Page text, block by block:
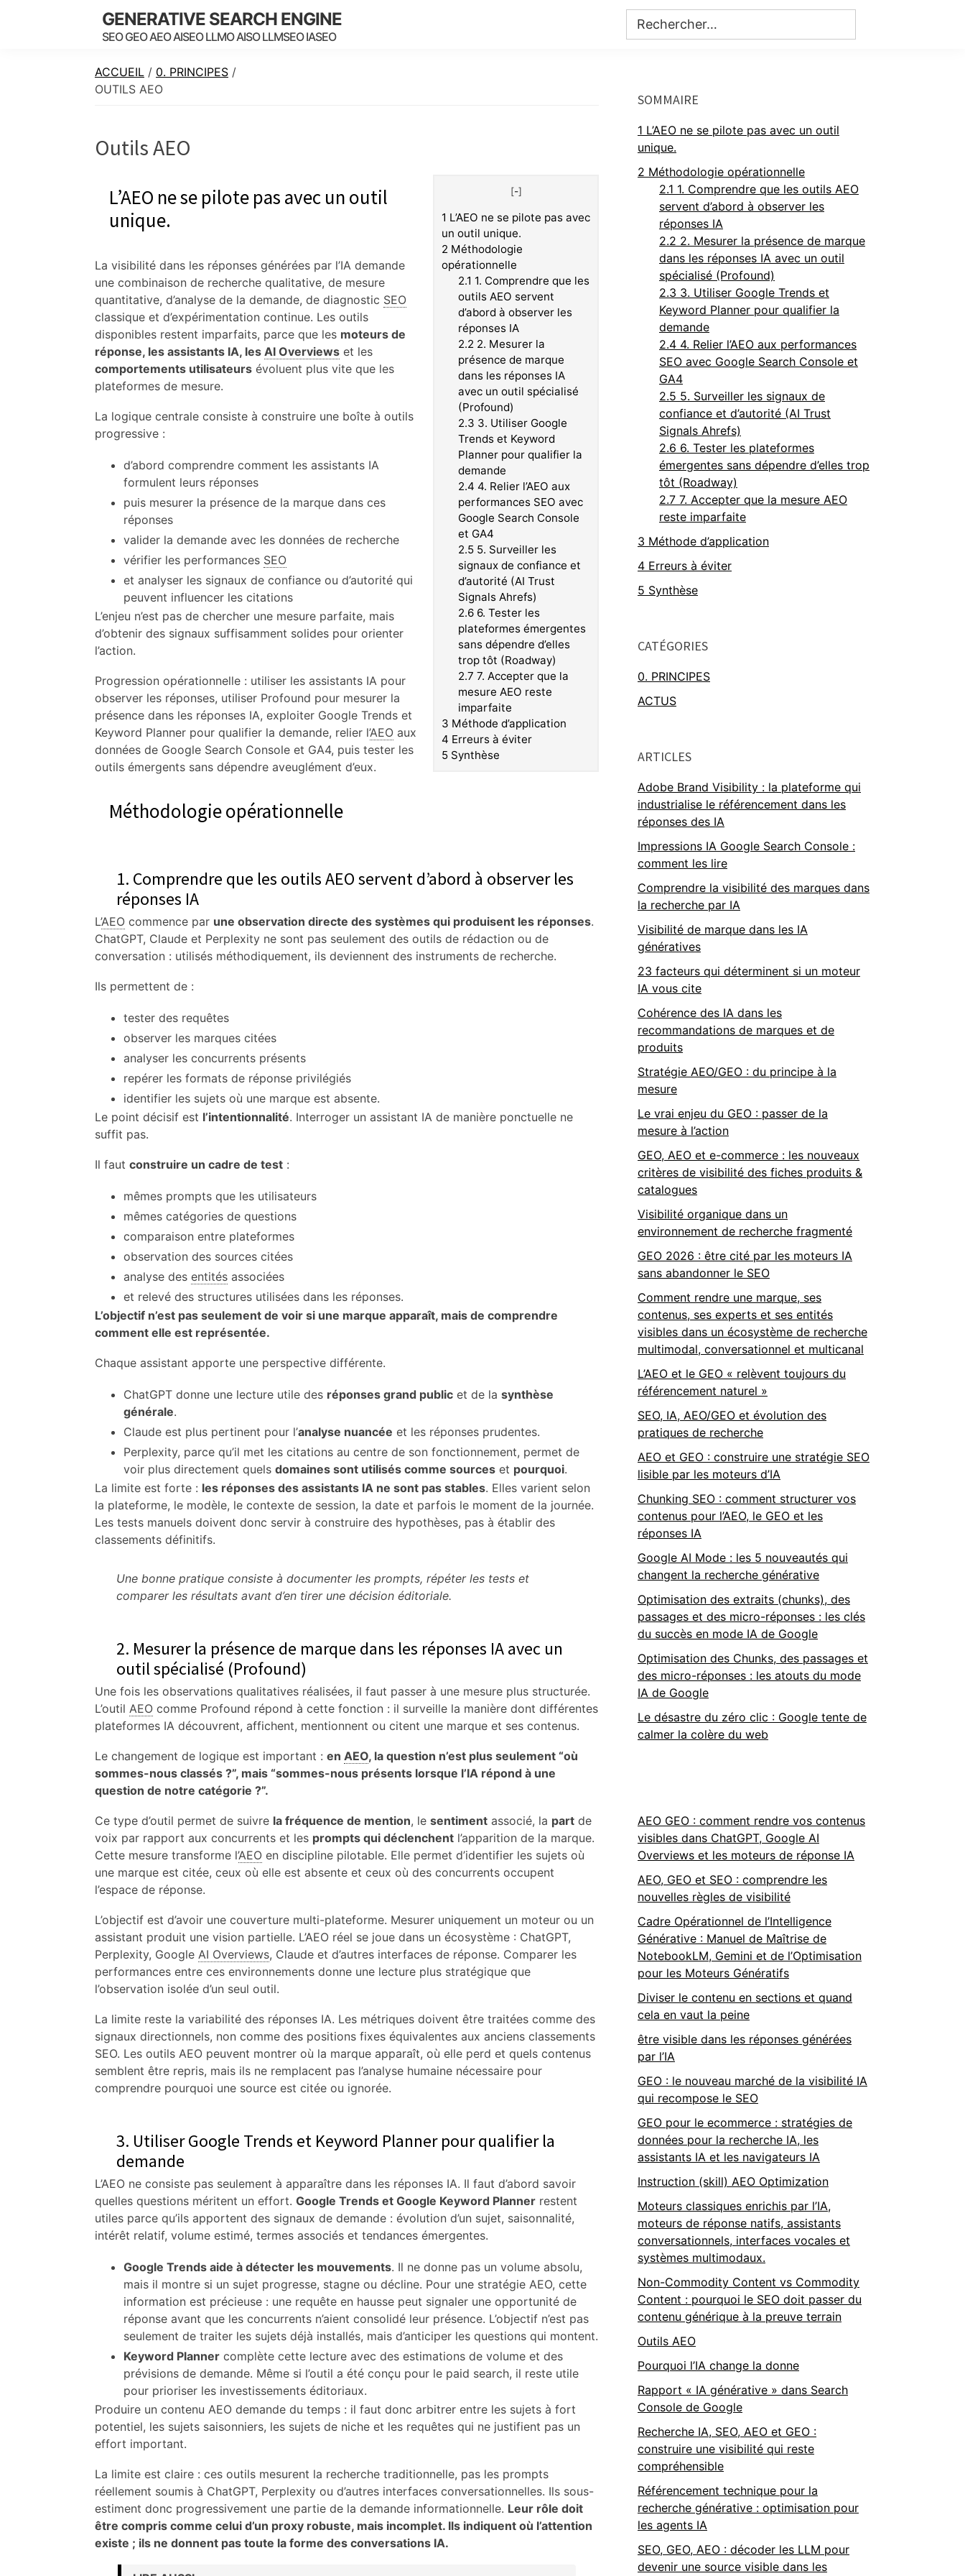
GENERATIVE SEARCH ENGINE
SEO GEO AEO AISEO LLMO AISO LLMSEO IASEO
ACCUEIL / 0. PRINCIPES /
OUTILS AEO
Outils AEO
[-]
1 L’AEO ne se pilote pas avec
un outil unique.
2 Méthodologie
opérationnelle
2.1 1. Comprendre que les
outils AEO servent
d’abord à observer les
réponses IA
2.2 2. Mesurer la
présence de marque
dans les réponses IA
avec un outil spécialisé
(Profound)
2.3 3. Utiliser Google
Trends et Keyword
Planner pour qualifier la
demande
2.4 4. Relier l’AEO aux
performances SEO avec
Google Search Console
et GA4
2.55. Surveiller les
signaux de confiance et
d’autorité (AI Trust
Signals Ahrefs)
2.66. Tester les
plateformes émergentes
sans dépendre d’elles
trop tôt (Roadway)
2.7 7. Accepter que la
mesure AEO reste
imparfaite
3 Méthode d’application
4 Erreurs à éviter
5 Synthèse
L’AEO ne se pilote pas avec un outil
unique.
La visibilité dans les réponses générées par l’IA demande
une combinaison de recherche qualitative, de mesure
quantitative, d’analyse de la demande, de diagnostic SEO
classique et d’expérimentation continue. Les outils
disponibles restent imparfaits, parce que les moteurs de
réponse, les assistants IA, les AI Overviews et les
comportements utilisateurs évoluent plus vite que les
plateformes de mesure.
La logique centrale consiste à construire une boîte à outils
progressive :
d’abord comprendre comment les assistants IA
formulent leurs réponses
puis mesurer la présence de la marque dans ces
réponses
valider la demande avec les données de recherche
vérifier les performances SEO
et analyser les signaux de confiance ou d’autorité qui
peuvent influencer les citations
L’enjeu n’est pas de chercher une mesure parfaite, mais
d’obtenir des signaux suffisamment solides pour orienter
l’action.
Progression opérationnelle : utiliser les assistants IA pour
observer les réponses, utiliser Profound pour mesurer la
présence dans les réponses IA, exploiter Google Trends et
Keyword Planner pour qualifier la demande, relier l’AEO aux
données de Google Search Console et GA4, puis tester les
outils émergents sans dépendre aveuglément d’eux.
Méthodologie opérationnelle
1. Comprendre que les outils AEO servent d’abord à observer les
réponses IA
L’AEO commence par une observation directe des systèmes qui produisent les réponses.
ChatGPT, Claude et Perplexity ne sont pas seulement des outils de rédaction ou de
conversation : utilisés méthodiquement, ils deviennent des instruments de recherche.
Ils permettent de :
tester des requêtes
observer les marques citées
analyser les concurrents présents
repérer les formats de réponse privilégiés
identifier les sujets où une marque est absente.
Le point décisif est l’intentionnalité. Interroger un assistant IA de manière ponctuelle ne
suffit pas.
Il faut construire un cadre de test :
mêmes prompts que les utilisateurs
mêmes catégories de questions
comparaison entre plateformes
observation des sources citées
analyse des entités associées
et relevé des structures utilisées dans les réponses.
L’objectif n’est pas seulement de voir si une marque apparaît, mais de comprendre
comment elle est représentée.
Chaque assistant apporte une perspective différente.
ChatGPT donne une lecture utile des réponses grand public et de la synthèse
générale.
Claude est plus pertinent pour l’analyse nuancée et les réponses prudentes.
Perplexity, parce qu’il met les citations au centre de son fonctionnement, permet de
voir plus directement quels domaines sont utilisés comme sources et pourquoi.
La limite est forte : les réponses des assistants IA ne sont pas stables. Elles varient selon
la plateforme, le modèle, le contexte de session, la date et parfois le moment de la journée.
Les tests manuels doivent donc servir à construire des hypothèses, pas à établir des
classements définitifs.
Une bonne pratique consiste à documenter les prompts, répéter les tests et
comparer les résultats avant d’en tirer une décision éditoriale.
2. Mesurer la présence de marque dans les réponses IA avec un
outil spécialisé (Profound)
Une fois les observations qualitatives réalisées, il faut passer à une mesure plus structurée.
L’outil AEO comme Profound répond à cette fonction : il surveille la manière dont différentes
plateformes IA découvrent, affichent, mentionnent ou citent une marque et ses contenus.
Le changement de logique est important : en AEO, la question n’est plus seulement “où
sommes-nous classés ?”, mais “sommes-nous présents lorsque l’IA répond à une
question de notre catégorie ?”.
Ce type d’outil permet de suivre la fréquence de mention, le sentiment associé, la part de
voix par rapport aux concurrents et les prompts qui déclenchent l’apparition de la marque.
Cette mesure transforme l’AEO en discipline pilotable. Elle permet d’identifier les sujets où
une marque est citée, ceux où elle est absente et ceux où des concurrents occupent
l’espace de réponse.
L’objectif est d’avoir une couverture multi-plateforme. Mesurer uniquement un moteur ou un
assistant produit une vision partielle. L’AEO réel se joue dans un écosystème : ChatGPT,
Perplexity, Google AI Overviews, Claude et d’autres interfaces de réponse. Comparer les
performances entre ces environnements donne une lecture plus stratégique que
l’observation isolée d’un seul outil.
La limite reste la variabilité des réponses IA. Les métriques doivent être traitées comme des
signaux directionnels, non comme des positions fixes équivalentes aux anciens classements
SEO. Les outils AEO peuvent montrer où la marque apparaît, où elle perd et quels contenus
semblent être repris, mais ils ne remplacent pas l’analyse humaine nécessaire pour
comprendre pourquoi une source est citée ou ignorée.
3. Utiliser Google Trends et Keyword Planner pour qualifier la
demande
L’AEO ne consiste pas seulement à apparaître dans les réponses IA. Il faut d’abord savoir
quelles questions méritent un effort. Google Trends et Google Keyword Planner restent
utiles parce qu’ils apportent des signaux de demande : évolution d’un sujet, saisonnalité,
intérêt relatif, volume estimé, termes associés et tendances émergentes.
Google Trends aide à détecter les mouvements. Il ne donne pas un volume absolu,
mais il montre si un sujet progresse, stagne ou décline. Pour une stratégie AEO, cette
information est précieuse : une requête en hausse peut signaler une opportunité de
réponse avant que les concurrents n’aient consolidé leur présence. L’objectif n’est pas
seulement de traiter les sujets déjà installés, mais d’anticiper les questions qui montent.
Keyword Planner complète cette lecture avec des estimations de volume et des
prévisions de demande. Même si l’outil a été conçu pour le paid search, il reste utile
pour prioriser les investissements éditoriaux.
Produire un contenu AEO demande du temps : il faut donc arbitrer entre les sujets à fort
potentiel, les sujets saisonniers, les sujets de niche et les requêtes qui ne justifient pas un
effort important.
La limite est claire : ces outils mesurent la recherche traditionnelle, pas les prompts
réellement soumis à ChatGPT, Perplexity ou d’autres interfaces conversationnelles. Ils sous-
estiment donc progressivement une partie de la demande informationnelle. Leur rôle doit
être compris comme celui d’un proxy robuste, mais incomplet. Ils indiquent où l’attention
existe ; ils ne donnent pas toute la forme des conversations IA.
Sidebar
SOMMAIRE
1 L’AEO ne se pilote pas avec un outil
unique.
2 Méthodologie opérationnelle
2.1 1. Comprendre que les outils AEO
servent d’abord à observer les
réponses IA
2.2 2. Mesurer la présence de marque
dans les réponses IA avec un outil
spécialisé (Profound)
2.3 3. Utiliser Google Trends et
Keyword Planner pour qualifier la
demande
2.4 4. Relier l’AEO aux performances
SEO avec Google Search Console et
GA4
2.5 5. Surveiller les signaux de
confiance et d’autorité (AI Trust
Signals Ahrefs)
2.6 6. Tester les plateformes
émergentes sans dépendre d’elles trop
tôt (Roadway)
2.7 7. Accepter que la mesure AEO
reste imparfaite
3 Méthode d’application
4 Erreurs à éviter
5 Synthèse
CATÉGORIES
0. PRINCIPES
ACTUS
ARTICLES
Adobe Brand Visibility : la plateforme qui
industrialise le référencement dans les
réponses des IA
Impressions IA Google Search Console :
comment les lire
Comprendre la visibilité des marques dans
la recherche par IA
Visibilité de marque dans les IA
génératives
23 facteurs qui déterminent si un moteur
IA vous cite
Cohérence des IA dans les
recommandations de marques et de
produits
Stratégie AEO/GEO : du principe à la
mesure
Le vrai enjeu du GEO : passer de la
mesure à l’action
GEO, AEO et e-commerce : les nouveaux
critères de visibilité des fiches produits &
catalogues
Visibilité organique dans un
environnement de recherche fragmenté
GEO 2026 : être cité par les moteurs IA
sans abandonner le SEO
Comment rendre une marque, ses
contenus, ses experts et ses entités
visibles dans un écosystème de recherche
multimodal, conversationnel et multicanal
L’AEO et le GEO « relèvent toujours du
référencement naturel »
SEO, IA, AEO/GEO et évolution des
pratiques de recherche
AEO et GEO : construire une stratégie SEO
lisible par les moteurs d’IA
Chunking SEO : comment structurer vos
contenus pour l’AEO, le GEO et les
réponses IA
Google AI Mode : les 5 nouveautés qui
changent la recherche générative
Optimisation des extraits (chunks), des
passages et des micro-réponses : les clés
du succès en mode IA de Google
Optimisation des Chunks, des passages et
des micro-réponses : les atouts du mode
IA de Google
Le désastre du zéro clic : Google tente de
calmer la colère du web
AEO GEO : comment rendre vos contenus
visibles dans ChatGPT, Google AI
Overviews et les moteurs de réponse IA
AEO, GEO et SEO : comprendre les
nouvelles règles de visibilité
Cadre Opérationnel de l’Intelligence
Générative : Manuel de Maîtrise de
NotebookLM, Gemini et de l’Optimisation
pour les Moteurs Génératifs
Diviser le contenu en sections et quand
cela en vaut la peine
être visible dans les réponses générées
par l’IA
GEO : le nouveau marché de la visibilité IA
qui recompose le SEO
GEO pour le ecommerce : stratégies de
données pour la recherche IA, les
assistants IA et les navigateurs IA
Instruction (skill) AEO Optimization
Moteurs classiques enrichis par l’IA,
moteurs de réponse natifs, assistants
conversationnels, interfaces vocales et
systèmes multimodaux.
Non-Commodity Content vs Commodity
Content : pourquoi le SEO doit passer du
contenu générique à la preuve terrain
Outils AEO
Pourquoi l’IA change la donne
Rapport « IA générative » dans Search
Console de Google
Recherche IA, SEO, AEO et GEO :
construire une visibilité qui reste
compréhensible
Référencement technique pour la
recherche générative : optimisation pour
les agents IA
SEO, GEO, AEO : décoder les LLM pour
devenir une source visible dans les